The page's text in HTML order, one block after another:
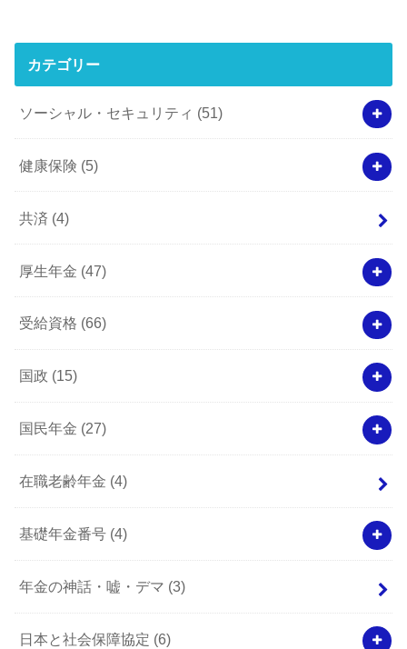
カテゴリー
ソーシャル・セキュリティ (51)
健康保険 (5)
共済 (4)
厚生年金 (47)
受給資格 (66)
国政 (15)
国民年金 (27)
在職老齢年金 (4)
基礎年金番号 (4)
年金の神話・嘘・デマ (3)
日本と社会保障協定 (6)